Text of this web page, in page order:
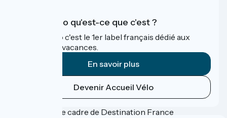
Accueil Vélo qu'est-ce que c'est ?
Accueil Vélo c'est le 1er label français dédié aux
cyclistes en vacances.
En savoir plus
Devenir Accueil Vélo
Financé dans le cadre de Destination France